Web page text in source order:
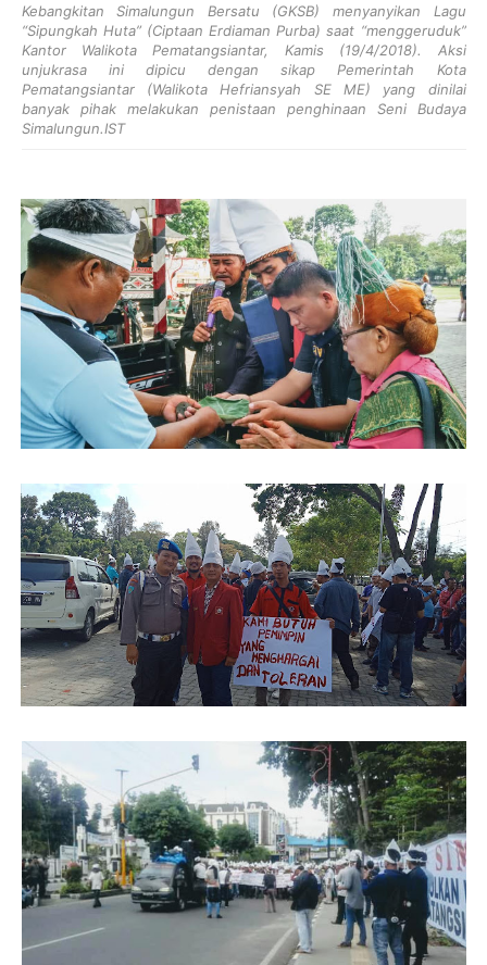
Kebangkitan Simalungun Bersatu (GKSB) menyanyikan Lagu
“Sipungkah Huta” (Ciptaan Erdiaman Purba) saat “menggeruduk”
Kantor Walikota Pematangsiantar, Kamis (19/4/2018). Aksi
unjukrasa ini dipicu dengan sikap Pemerintah Kota
Pematangsiantar (Walikota Hefriansyah SE ME) yang dinilai
banyak pihak melakukan penistaan penghinaan Seni Budaya
Simalungun.IST